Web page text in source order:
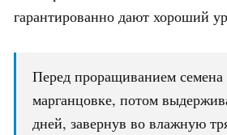
гарантированно дают хороший
Перед проращиванием семена
марганцовке, потом
дней, завернув во влажную